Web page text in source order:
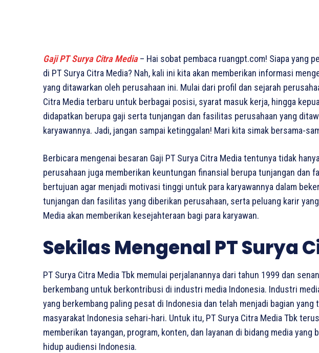
Gaji PT Surya Citra Media– Hai sobat pembaca ruangpt.com! Siapa yang
di PT Surya Citra Media? Nah, kali ini kita akan memberikan informasi
yang ditawarkan oleh perusahaan ini. Mulai dari profil dan sejarah
Citra Media terbaru untuk berbagai posisi, syarat masuk kerja, hingga
didapatkan berupa gaji serta tunjangan dan fasilitas perusahaan yang
karyawannya. Jadi, jangan sampai ketinggalan! Mari kita simak bersama-
Berbicara mengenai besaran Gaji PT Surya Citra Media tentunya tidak
perusahaan juga memberikan keuntungan finansial berupa tunjangan dan
bertujuan agar menjadi motivasi tinggi untuk para karyawannya dalam
tunjangan dan fasilitas yang diberikan perusahaan, serta peluang karir
Media akan memberikan kesejahteraan bagi para karyawan.
Sekilas Mengenal PT Surya
PT Surya Citra Media Tbk memulai perjalanannya dari tahun 1999 dan
berkembang untuk berkontribusi di industri media Indonesia. Industri
yang berkembang paling pesat di Indonesia dan telah menjadi bagian yang
masyarakat Indonesia sehari-hari. Untuk itu, PT Surya Citra Media Tbk
memberikan tayangan, program, konten, dan layanan di bidang media yang
hidup audiensi Indonesia.